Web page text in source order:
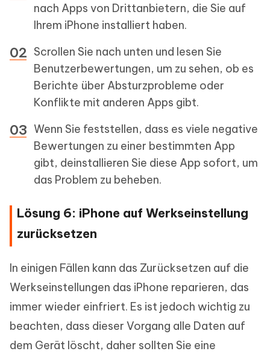
nach Apps von Drittanbietern, die Sie auf
Ihrem iPhone installiert haben.
Scrollen Sie nach unten und lesen Sie
Benutzerbewertungen, um zu sehen, ob es
Berichte über Absturzprobleme oder
Konflikte mit anderen Apps gibt.
Wenn Sie feststellen, dass es viele negative
Bewertungen zu einer bestimmten App
gibt, deinstallieren Sie diese App sofort, um
das Problem zu beheben.
Lösung 6: iPhone auf Werkseinstellung
zurücksetzen
In einigen Fällen kann das Zurücksetzen auf die
Werkseinstellungen das iPhone reparieren, das
immer wieder einfriert. Es ist jedoch wichtig zu
beachten, dass dieser Vorgang alle Daten auf
dem Gerät löscht, daher sollten Sie eine